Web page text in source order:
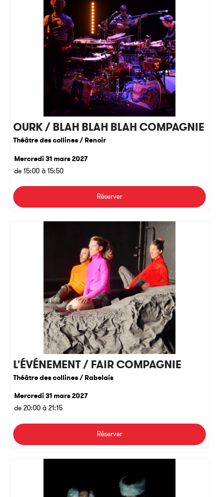
OURK / BLAH BLAH BLAH COMPAGNIE
Théâtre des collines / Renoir
Mercredi 31 mars 2027
de 15:00 à 15:50
Réserver
L'ÉVÉNEMENT / FAIR COMPAGNIE
Théâtre des collines / Rabelais
Mercredi 31 mars 2027
de 20:00 à 21:15
Réserver